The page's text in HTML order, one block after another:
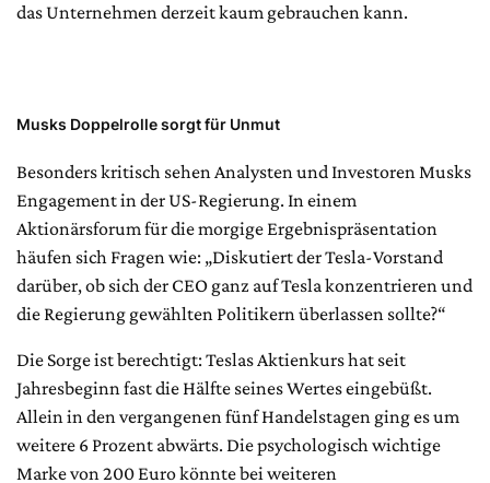
das Unternehmen derzeit kaum gebrauchen kann.
Musks Doppelrolle sorgt für Unmut
Besonders kritisch sehen Analysten und Investoren Musks
Engagement in der US-Regierung. In einem
Aktionärsforum für die morgige Ergebnispräsentation
häufen sich Fragen wie: „Diskutiert der Tesla-Vorstand
darüber, ob sich der CEO ganz auf Tesla konzentrieren und
die Regierung gewählten Politikern überlassen sollte?“
Die Sorge ist berechtigt: Teslas Aktienkurs hat seit
Jahresbeginn fast die Hälfte seines Wertes eingebüßt.
Allein in den vergangenen fünf Handelstagen ging es um
weitere 6 Prozent abwärts. Die psychologisch wichtige
Marke von 200 Euro könnte bei weiteren